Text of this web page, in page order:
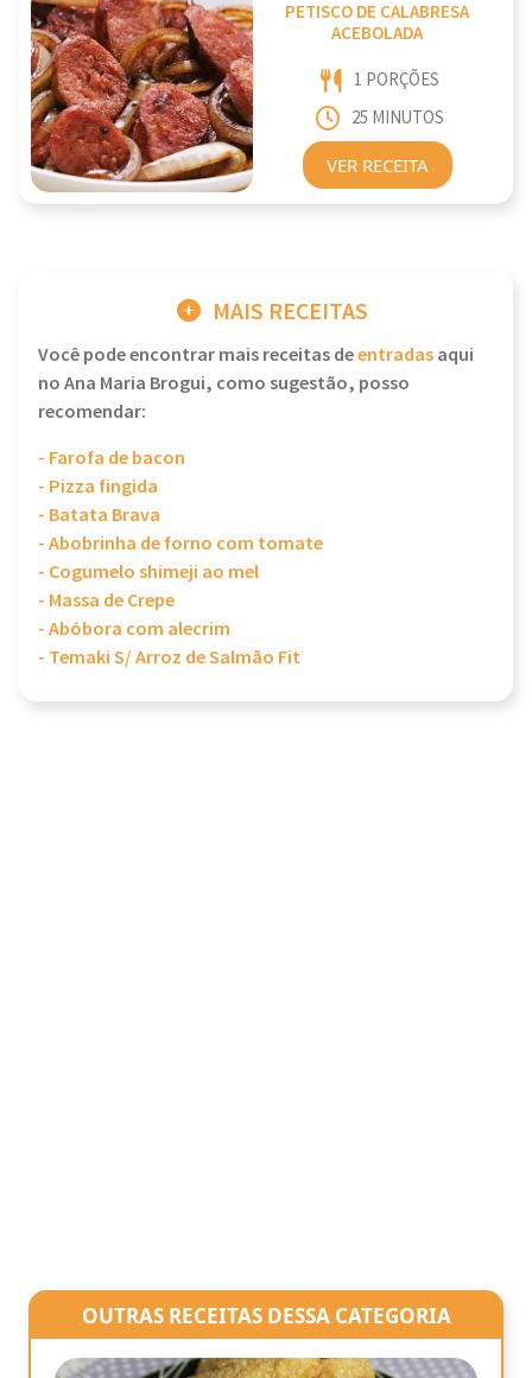
PETISCO DE CALABRESA
ACEBOLADA
1 PORÇÕES
25 MINUTOS
VER RECEITA
MAIS RECEITAS
Você pode encontrar mais receitas deentradasaqui
no Ana Maria Brogui, como sugestão, posso
recomendar:
- Farofa de bacon
- Pizza fingida
- Batata Brava
- Abobrinha de forno com tomate
- Cogumelo shimeji ao mel
- Massa de Crepe
- Abóbora com alecrim
- Temaki S/ Arroz de Salmão Fit
OUTRAS RECEITAS DESSA CATEGORIA